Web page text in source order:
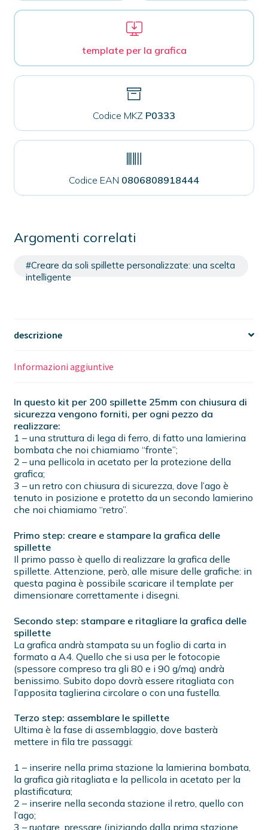
template per la grafica
Codice MKZ P0333
Codice EAN 0806808918444
Argomenti correlati
#Creare da soli spillette personalizzate: una scelta
intelligente
descrizione
Informazioni aggiuntive
In questo kit per 200 spillette 25mm con chiusura di
sicurezza vengono forniti, per ogni pezzo da
realizzare:
1 – una struttura di lega di ferro, di fatto una lamierina
bombata che noi chiamiamo “fronte”;
2 – una pellicola in acetato per la protezione della
grafica;
3 – un retro con chiusura di sicurezza, dove l’ago è
tenuto in posizione e protetto da un secondo lamierino
che noi chiamiamo “retro”.
Primo step: creare e stampare la grafica delle
spillette
Il primo passo è quello di realizzare la grafica delle
spillette. Attenzione, però, alle misure delle grafiche: in
questa pagina è possibile scaricare il template per
dimensionare correttamente i disegni.
Secondo step: stampare e ritagliare la grafica delle
spillette
La grafica andrà stampata su un foglio di carta in
formato a A4. Quello che si usa per le fotocopie
(spessore compreso tra gli 80 e i 90 g/mq) andrà
benissimo. Subito dopo dovrà essere ritagliata con
l’apposita taglierina circolare o con una fustella.
Terzo step: assemblare le spillette
Ultima è la fase di assemblaggio, dove basterà
mettere in fila tre passaggi:
1 – inserire nella prima stazione la lamierina bombata,
la grafica già ritagliata e la pellicola in acetato per la
plastificatura;
2 – inserire nella seconda stazione il retro, quello con
l’ago;
3 – ruotare, pressare (iniziando dalla prima stazione,